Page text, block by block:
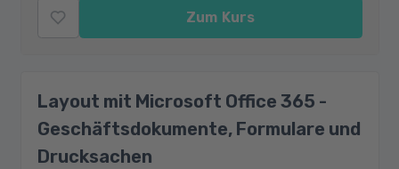
Zum Kurs
Layout mit Microsoft Office 365 -
Geschäftsdokumente, Formulare und
Drucksachen